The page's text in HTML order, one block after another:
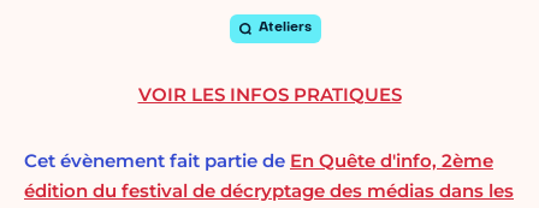
Ateliers
Cet évènement fait partie de En Quête d'info, 2ème
édition du festival de décryptage des médias dans les
VOIR LES INFOS PRATIQUES